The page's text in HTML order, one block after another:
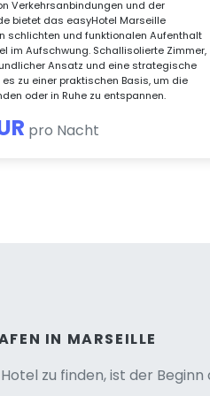
Verkehrsanbindungen und der
bietet das easyHotel Marseille
schlichten und funktionalen Aufenthalt
im Aufschwung. Schallisolierte Zimmer,
Ansatz und eine strategische
zu einer praktischen Basis, um die
oder in Ruhe zu entspannen.
pro Nacht
IN MARSEILLE
zu finden, ist der